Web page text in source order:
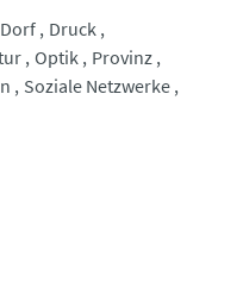
Dorf Druck
Optik Provinz
Soziale Netzwerke